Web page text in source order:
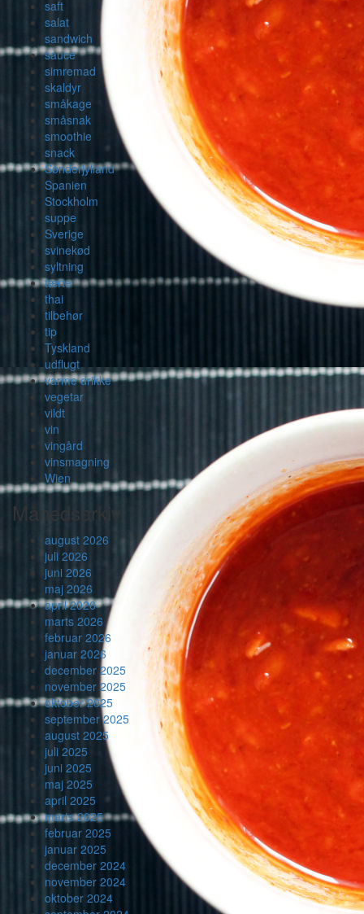
saft
salat
sandwich
sauce
simremad
skaldyr
småkage
småsnak
smoothie
snack
Sønderjylland
Spanien
Stockholm
suppe
Sverige
svinekød
syltning
tærte
thai
tilbehør
tip
Tyskland
udflugt
varme drikke
vegetar
vildt
vin
vingård
vinsmagning
Wien
Månedsarkiv
august 2026
juli 2026
juni 2026
maj 2026
april 2026
marts 2026
februar 2026
januar 2026
december 2025
november 2025
oktober 2025
september 2025
august 2025
juli 2025
juni 2025
maj 2025
april 2025
marts 2025
februar 2025
januar 2025
december 2024
november 2024
oktober 2024